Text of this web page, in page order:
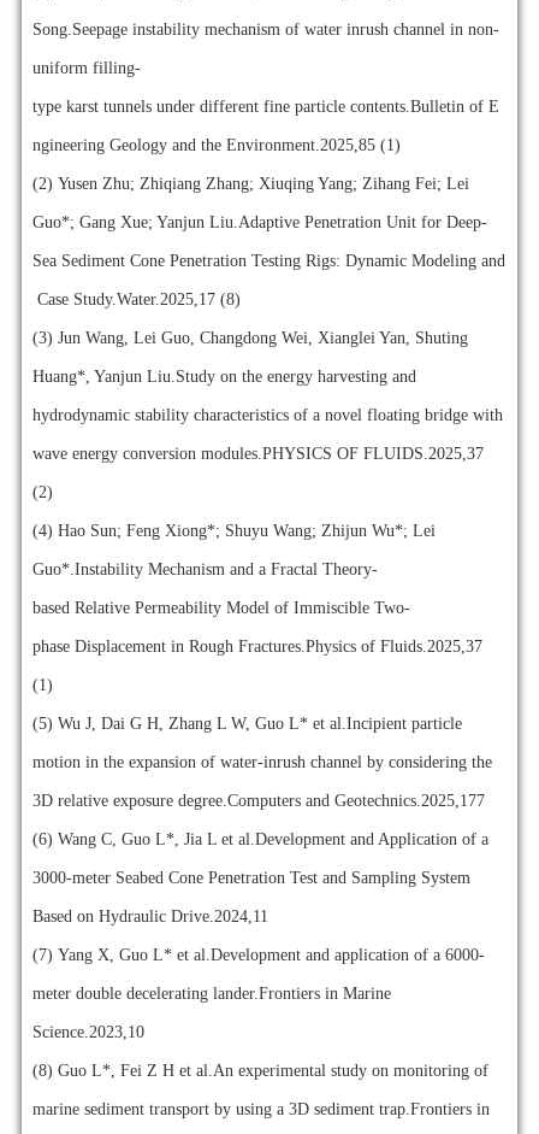
Song.Seepage instability mechanism of water inrush channel in non-
uniform filling-
type karst tunnels under different fine particle contents.Bulletin of E
ngineering Geology and the Environment.2025,85 (1)
(2) Yusen Zhu; Zhiqiang Zhang; Xiuqing Yang; Zihang Fei; Lei
Guo*; Gang Xue; Yanjun Liu.Adaptive Penetration Unit for Deep-
Sea Sediment Cone Penetration Testing Rigs: Dynamic Modeling and
Case Study.Water.2025,17 (8)
(3) Jun Wang, Lei Guo, Changdong Wei, Xianglei Yan, Shuting
Huang*, Yanjun Liu.Study on the energy harvesting and
hydrodynamic stability characteristics of a novel floating bridge with
wave energy conversion modules.PHYSICS OF FLUIDS.2025,37
(2)
(4) Hao Sun; Feng Xiong*; Shuyu Wang; Zhijun Wu*; Lei
Guo*.Instability Mechanism and a Fractal Theory-
based Relative Permeability Model of Immiscible Two-
phase Displacement in Rough Fractures.Physics of Fluids.2025,37
(1)
(5) Wu J, Dai G H, Zhang L W, Guo L* et al.Incipient particle
motion in the expansion of water-inrush channel by considering the
3D relative exposure degree.Computers and Geotechnics.2025,177
(6) Wang C, Guo L*, Jia L et al.Development and Application of a
3000-meter Seabed Cone Penetration Test and Sampling System
Based on Hydraulic Drive.2024,11
(7) Yang X, Guo L* et al.Development and application of a 6000-
meter double decelerating lander.Frontiers in Marine
Science.2023,10
(8) Guo L*, Fei Z H et al.An experimental study on monitoring of
marine sediment transport by using a 3D sediment trap.Frontiers in